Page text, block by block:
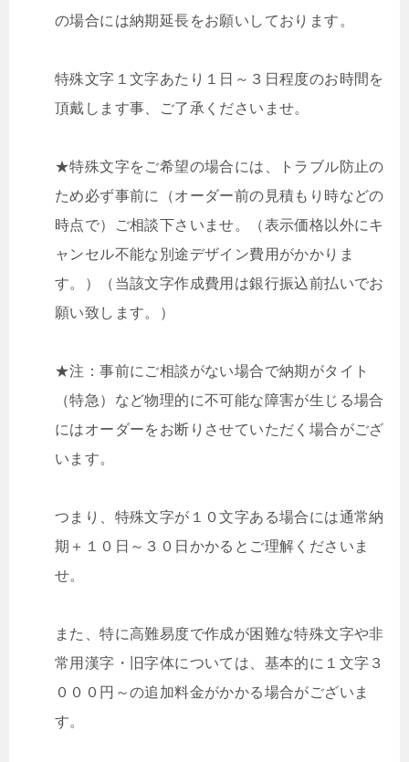
の場合には納期延長をお願いしております。
特殊文字１文字あたり１日～３日程度のお時間を
頂戴します事、ご了承くださいませ。
★特殊文字をご希望の場合には、トラブル防止の
ため必ず事前に（オーダー前の見積もり時などの
時点で）ご相談下さいませ。（表示価格以外にキ
ャンセル不能な別途デザイン費用がかかりま
す。）（当該文字作成費用は銀行振込前払いでお
願い致します。）
★注：事前にご相談がない場合で納期がタイト
（特急）など物理的に不可能な障害が生じる場合
にはオーダーをお断りさせていただく場合がござ
います。
つまり、特殊文字が１０文字ある場合には通常納
期＋１０日～３０日かかるとご理解くださいま
せ。
また、特に高難易度で作成が困難な特殊文字や非
常用漢字・旧字体については、基本的に１文字３
０００円～の追加料金がかかる場合がございま
す。